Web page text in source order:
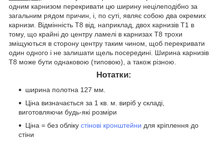
одним карнизом перекривати цю ширину нецілеподібно за
загальним рядом причин, і, по суті, являє собою два окремих
карнизи. Відмінність Т8 від, наприклад, двох карнизів Т1 в
тому, що крайні до центру ламелі в карнизах Т8 трохи
зміщуються в сторону центру таким чином, щоб перекривати
один одного і не залишати щель посередині. Ширина карнизів
Т8 може бути однаковою (типовою), а також різною.
Нотатки:
ширина полотна 127 мм.
Ціна визначається за 1 кв. м. виріб у складі,
виготовляючи будь-які розміри
Ціна = без обліку стінові кронштейни для кріплення до
стіни